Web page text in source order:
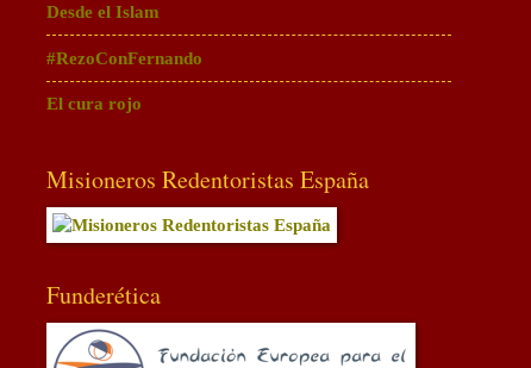
Desde el Islam
#RezoConFernando
El cura rojo
Misioneros Redentoristas España
Funderética